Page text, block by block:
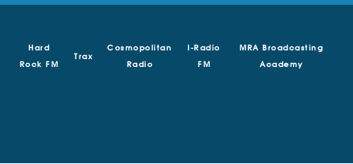
Hard
Rock FM
Trax
Cosmopolitan
Radio
I-Radio
FM
MRA Broadcasting
Academy